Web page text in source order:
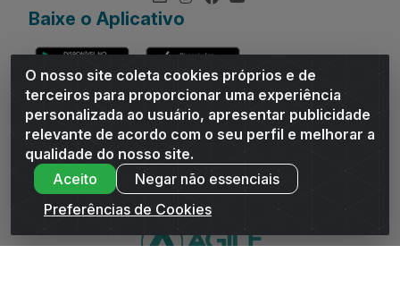
O nosso site coleta cookies próprios e de
terceiros para proporcionar uma experiência
personalizada ao usuário, apresentar publicidade
relevante de acordo com o seu perfil e melhorar a
qualidade do nosso site.
Aceito
Negar não essenciais
Preferências de Cookies
Baixe o Aplicativo
Andrade Distribuidor - ROD AL 110, n° 1401 - Sitio Moco,
Arapiraca/AL - CEP 57319-300 - CNPJ 10.667.481/0001-47